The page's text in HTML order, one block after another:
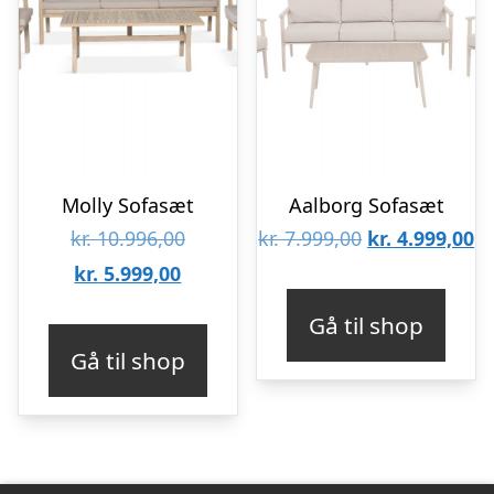
Molly Sofasæt
kr.10.996,00Den
kr. 10.996,00.
kr. 5.999,00Den
er:
kr. 5.999,00.
Gå til shop
Aalborg Sofasæt
kr.7.999,00 Den
var:
kr. 7.999,00.
kr. 4.999,00
Gå til shop